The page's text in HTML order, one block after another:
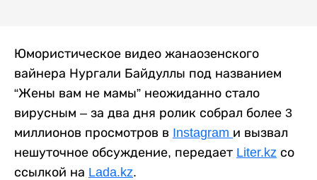
Юмористическое видео жанаозенского
вайнера Нургали Байдуллы под названием
“Жены вам не мамы” неожиданно стало
вирусным – за два дня ролик собрал более 3
миллионов просмотров в Instagram и вызвал
нешуточное обсуждение, передает Liter.kz со
ссылкой на Lada.kz.